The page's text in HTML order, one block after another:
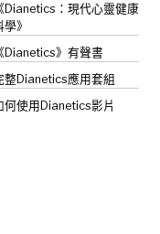
《Dianetics：現代心靈健康
學》
《Dianetics》有聲書
整Dianetics應用套組
何使用Dianetics影片